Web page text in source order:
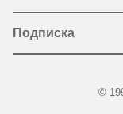
Подписка
©